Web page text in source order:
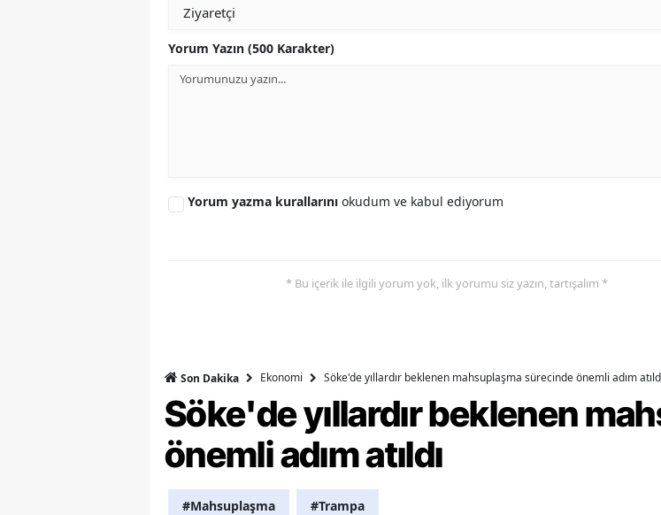
Zonguldak
Karaman
Kırıkkale
Batman
Yorum Yazın (500 Karakter)
Yorum yazma kurallarını okudum ve kabul ediyorum
* Bu içerik ile ilgili yorum yok, ilk yorumu siz yazın, tartışalım *
Son Dakika Ekonomi Söke'de yıllardır beklenen mahsuplaşma sürecinde önemli adım
Söke'de yıllardır beklenen
önemli adım atıldı
#Mahsuplaşma #Trampa